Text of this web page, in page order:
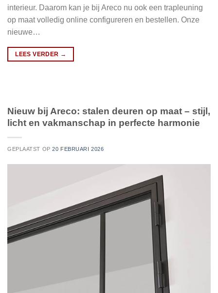
interieur. Daarom kan je bij Areco nu ook een trapleuning
op maat volledig online configureren en bestellen. Onze
nieuwe…
LEES VERDER →
Nieuw bij Areco: stalen deuren op maat – stijl,
licht en vakmanschap in perfecte harmonie
GEPLAATST OP20 FEBRUARI 2026